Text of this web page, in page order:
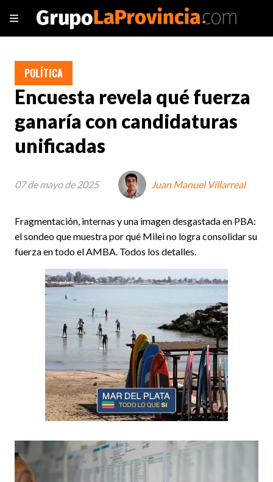
Encuesta revela qué fuerza
ganaría con candidaturas
unificadas
Fragmentación, internas y una imagen desgastada en PBA:
el sondeo que muestra por qué Milei no logra consolidar su
fuerza en todo el AMBA. Todos los detalles.
POLÍTICA
07 de mayo de 2025 Juan Manuel Villarreal